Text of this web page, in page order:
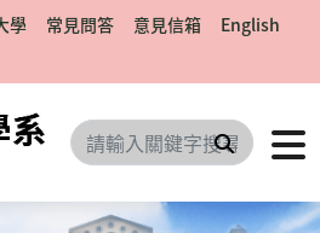
學 常見問答 意見信箱 English
搜尋